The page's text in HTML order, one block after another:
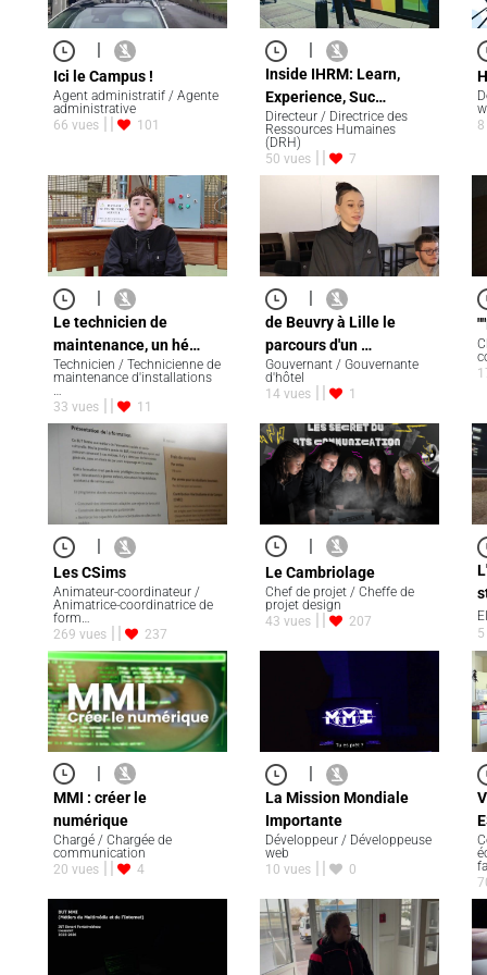
|
Ici le Campus !
Agent administratif / Agente
administrative
66 vues
101
|
Inside IHRM: Learn,
Experience, Suc…
Directeur / Directrice des
Ressources Humaines
(DRH)
50 vues
7
|
Le technicien de
maintenance, un hé…
Technicien / Technicienne de
maintenance d'installations
…
33 vues
11
|
de Beuvry à Lille le
parcours d'un …
Gouvernant / Gouvernante
d'hôtel
14 vues
1
|
Les CSims
Animateur-coordinateur /
Animatrice-coordinatrice de
form…
269 vues
237
|
Le Cambriolage
Chef de projet / Cheffe de
projet design
43 vues
207
|
MMI : créer le
numérique
Chargé / Chargée de
communication
20 vues
4
|
La Mission Mondiale
Importante
Développeur / Développeuse
web
10 vues
0